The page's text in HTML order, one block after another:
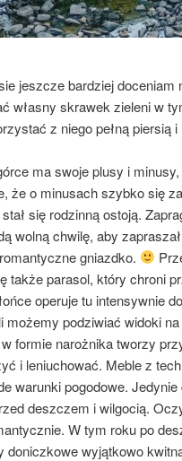
jeszcze bardziej
własny skrawek zieleni w
z niego pełną piersią
ma swoje plusy i
że o minusach szybko się
się rodzinną ostoją.
wolną chwilę, aby
gniazdko.
także parasol, który chroni
operuje tu intensywnie
możemy podziwiać widoki
formie narożnika tworzy
i leniuchować. Meble z
warunki pogodowe.
deszczem i wilgocią.
W tym roku po
doniczkowe wyjątkowo